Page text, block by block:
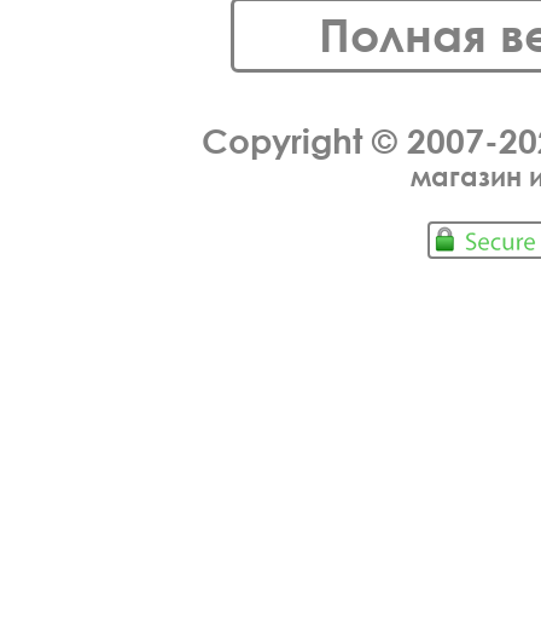
Полная
Copyright © 2007-
магазин